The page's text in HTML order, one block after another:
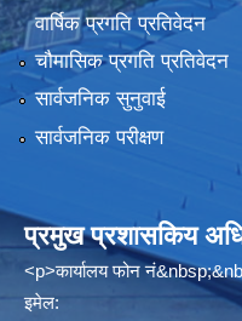
वार्षिक प्रगति प्रतिवेदन
चौमासिक प्रगति प्रतिवेदन
सार्वजनिक सुनुवाई
सार्वजनिक परीक्षण
प्रमुख प्रशासकिय
<p>कार्यालय फोन
इमेल: